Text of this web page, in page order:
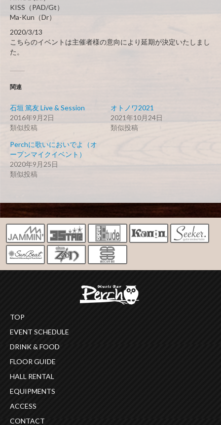
KISS（PAD/Gt）
Ma-Kun（Dr）
2020/3/13
こちらのイベントは主催者様の意向により延期が決定いたしまし
た。
関連
石垣 篤友 Live & Session
2016年9月2日
類似投稿
オトノワ2021
2021年10月24日
類似投稿
Perchに歌いにおいでよ（オ
ープンマイクイベント）
2020年9月25日
類似投稿
TOP
EVENT SCHEDULE
DRINK & FOOD
FLOOR GUIDE
HALL RENTAL
EQUIPMENTS
ACCESS
CONTACT